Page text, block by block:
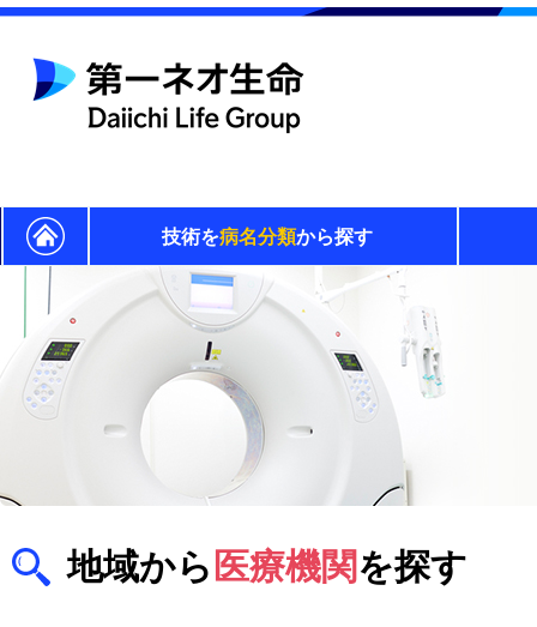
技術を病名分類から探す
地域から 医療機関を探す